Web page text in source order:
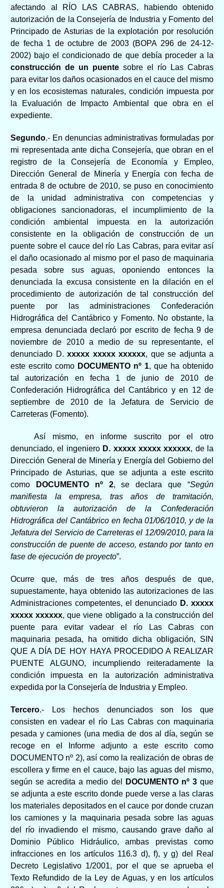
afectando al RÍO LAS CABRAS, habiendo obtenido
autorización de la Consejería de Industria y Fomento del
Principado de Asturias de la explotación por resolución
de fecha 1 de octubre de 2003 (BOPA 296 de 24-12-
2002) bajo el condicionado de que debía proceder a la
construcción de un puente sobre el río Las Cabras
para evitar los daños ocasionados en el cauce del mismo
y en los ecosistemas naturales, condición impuesta por
la Evaluación de Impacto Ambiental que obra en el
expediente.
Segundo.- En denuncias administrativas formuladas por
mi representada ante dicha Consejería, que obran en el
registro de la Consejería de Economía y Empleo,
Dirección General de Minería y Energía con fecha de
entrada 8 de octubre de 2010, se puso en conocimiento
de la unidad administrativa con competencias y
obligaciones sancionadoras, el incumplimiento de la
condición ambiental impuesta en la autorización
consistente en la obligación de construcción de un
puente sobre el cauce del río Las Cabras, para evitar así
el daño ocasionado al mismo por el paso de maquinaria
pesada sobre sus aguas, oponiendo entonces la
denunciada la excusa consistente en la dilación en el
procedimiento de autorización de tal construcción del
puente por las administraciones Confederación
Hidrográfica del Cantábrico y Fomento. No obstante, la
empresa denunciada declaró por escrito de fecha 9 de
noviembre de 2010 a medio de su representante, el
denunciado D. xxxxx xxxxx xxxxxx, que se adjunta a
este escrito como DOCUMENTO nº 1, que ha obtenido
tal autorización en fecha 1 de junio de 2010 de
Confederación Hidrográfica del Cantábrico y en 12 de
septiembre de 2010 de la Jefatura de Servicio de
Carreteras (Fomento).
Así mismo, en informe suscrito por el otro
denunciado, el ingeniero D. xxxxx xxxxx xxxxxx, de la
Dirección General de Minería y Energía del Gobierno del
Principado de Asturias, que se adjunta a este escrito
como
DOCUMENTO nº 2, se declara que “Según
manifiesta la empresa, tras años de tramitación,
obtuvieron la autorización de la Confederación
Hidrográfica del Cantábrico en fecha 01/06/1010, y de la
Jefatura del Servicio de Carreteras el 12/09/2010, para la
construcción de puente de acceso, estando por tanto en
fase de ejecución de proyecto”.
Ocurre que, más de tres años después de que,
supuestamente, haya obtenido las autorizaciones de las
Administraciones competentes, el denunciado D. xxxxx
xxxxx xxxxxx, que viene obligado a la construcción del
puente para evitar vadear el río Las Cabras con
maquinaria pesada, ha omitido dicha obligación, SIN
QUE A DÍA DE HOY HAYA PROCEDIDO A REALIZAR
PUENTE ALGUNO, incumpliendo reiteradamente la
condición impuesta en la autorización administrativa
expedida por la Consejería de Industria y Empleo.
Tercero.- Los hechos denunciados son los que
consisten en vadear el río Las Cabras con maquinaria
pesada y camiones (una media de dos al día, según se
recoge en el Informe adjunto a este escrito como
DOCUMENTO nº 2), así como la realización de obras de
escollera y firme en el cauce, bajo las aguas del mismo,
según se acredita a medio del
DOCUMENTO nº 3que
se adjunta a este escrito donde puede verse a las claras
los materiales depositados en el cauce por donde cruzan
los camiones y la maquinaria pesada sobre las aguas
del río invadiendo el mismo, causando grave daño al
Dominio Público Hidráulico, ambas previstas como
infracciones en los artículos 116.3 d), f), y g) del Real
Decreto Legislativo 1/2001, por el que se aprueba el
Texto Refundido de la Ley de Aguas, y en los artículos